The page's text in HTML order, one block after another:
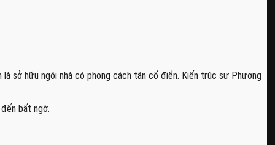
là sở hữu ngôi nhà có phong cách tân cổ điển. Kiến trúc sư Phương
bất ngờ.